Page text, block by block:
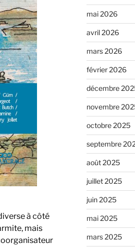
à côté
mais
mai 2026
avril 2026
mars 2026
février 2026
décembre
novembre
octobre 2025
septembre
août 2025
juillet 2025
juin 2025
mai 2025
mars 2025